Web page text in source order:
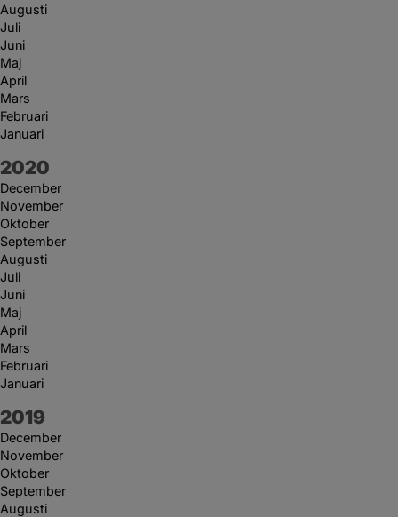
Augusti
Juli
Juni
Maj
April
Mars
Februari
Januari
År:
2020
December
November
Oktober
September
Augusti
Juli
Juni
Maj
April
Mars
Februari
Januari
År:
2019
December
November
Oktober
September
Augusti